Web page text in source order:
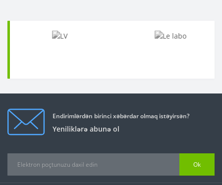
Endirimlərdən birinci xəbərdar olmaq istəyirsən?
Yeniliklərə abunə ol
Ok